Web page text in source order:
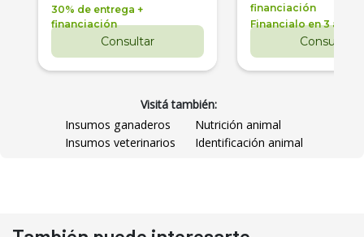
30% de entrega +
financiación
Consultar
financiación
Financialo en 3 años
Consultar
Visitá también:
Insumos ganaderos
Nutrición animal
Insumos veterinarios
Identificación animal